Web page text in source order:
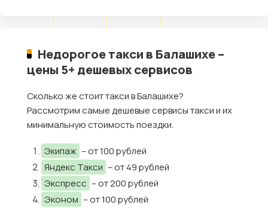
Недорогое такси в Балашихе –
цены 5+ дешевых сервисов
Сколько же стоит такси в Балашихе?
Рассмотрим самые дешевые сервисы такси и их
минимальную стоимость поездки.
Экипаж – от 100 рублей
Яндекс Такси – от 49 рублей
Экспресс – от 200 рублей
Эконом – от 100 рублей